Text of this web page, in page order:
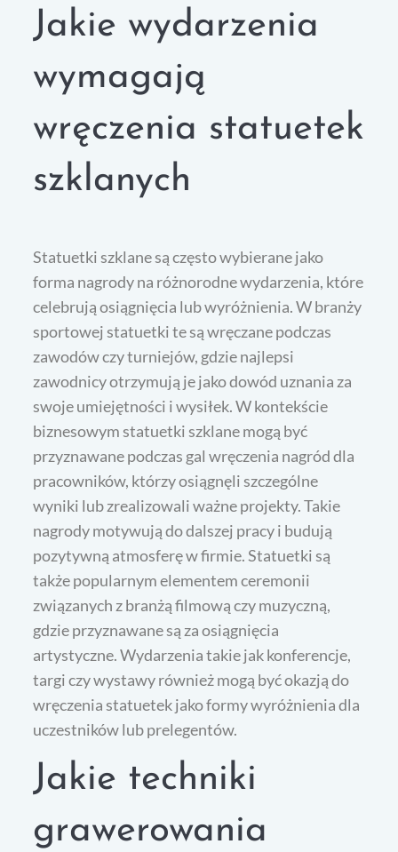
Jakie wydarzenia
wymagają
wręczenia statuetek
szklanych
Statuetki szklane są często wybierane jako
forma nagrody na różnorodne wydarzenia, które
celebrują osiągnięcia lub wyróżnienia. W branży
sportowej statuetki te są wręczane podczas
zawodów czy turniejów, gdzie najlepsi
zawodnicy otrzymują je jako dowód uznania za
swoje umiejętności i wysiłek. W kontekście
biznesowym statuetki szklane mogą być
przyznawane podczas gal wręczenia nagród dla
pracowników, którzy osiągnęli szczególne
wyniki lub zrealizowali ważne projekty. Takie
nagrody motywują do dalszej pracy i budują
pozytywną atmosferę w firmie. Statuetki są
także popularnym elementem ceremonii
związanych z branżą filmową czy muzyczną,
gdzie przyznawane są za osiągnięcia
artystyczne. Wydarzenia takie jak konferencje,
targi czy wystawy również mogą być okazją do
wręczenia statuetek jako formy wyróżnienia dla
uczestników lub prelegentów.
Jakie techniki
grawerowania